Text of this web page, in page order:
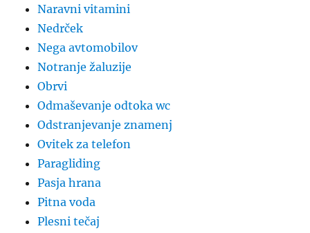
Naravni vitamini
Nedrček
Nega avtomobilov
Notranje žaluzije
Obrvi
Odmaševanje odtoka wc
Odstranjevanje znamenj
Ovitek za telefon
Paragliding
Pasja hrana
Pitna voda
Plesni tečaj